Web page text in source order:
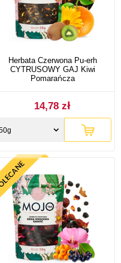
Herbata Czerwona Pu-erh
CYTRUSOWY GAJ Kiwi
Pomarańcza
14,78 zł